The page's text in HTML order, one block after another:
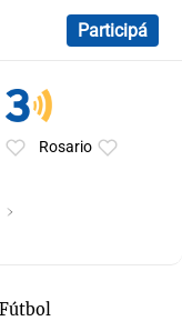
Participá
Rosario
Fútbol